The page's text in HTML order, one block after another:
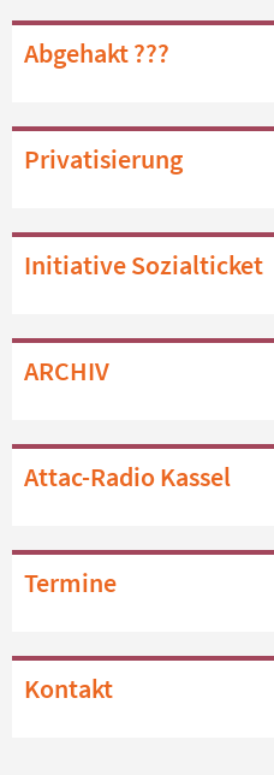
Abgehakt ???
Privatisierung
Initiative Sozialticket
ARCHIV
Attac-Radio Kassel
Termine
Kontakt